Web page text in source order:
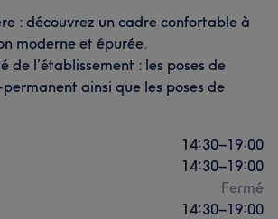
: découvrez un cadre confortable à
moderne et épurée.
de l’établissement : les poses de
ainsi que les poses de
14:30–19:00
14:30–19:00
Fermé
14:30–19:00